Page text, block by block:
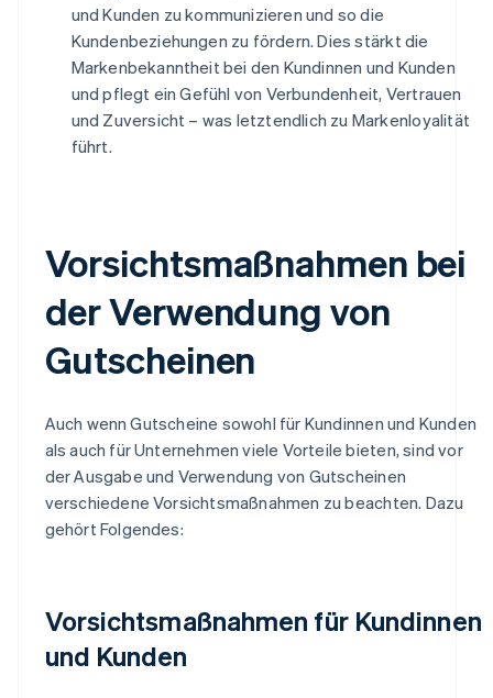
und Kunden zu kommunizieren und so die
Kundenbeziehungen zu fördern. Dies stärkt die
Markenbekanntheit bei den Kundinnen und Kunden
und pflegt ein Gefühl von Verbundenheit, Vertrauen
und Zuversicht – was letztendlich zu Markenloyalität
führt.
Vorsichtsmaßnahmen bei
der Verwendung von
Gutscheinen
Auch wenn Gutscheine sowohl für Kundinnen und Kunden
als auch für Unternehmen viele Vorteile bieten, sind vor
der Ausgabe und Verwendung von Gutscheinen
verschiedene Vorsichtsmaßnahmen zu beachten. Dazu
gehört Folgendes:
Vorsichtsmaßnahmen für Kundinnen
und Kunden